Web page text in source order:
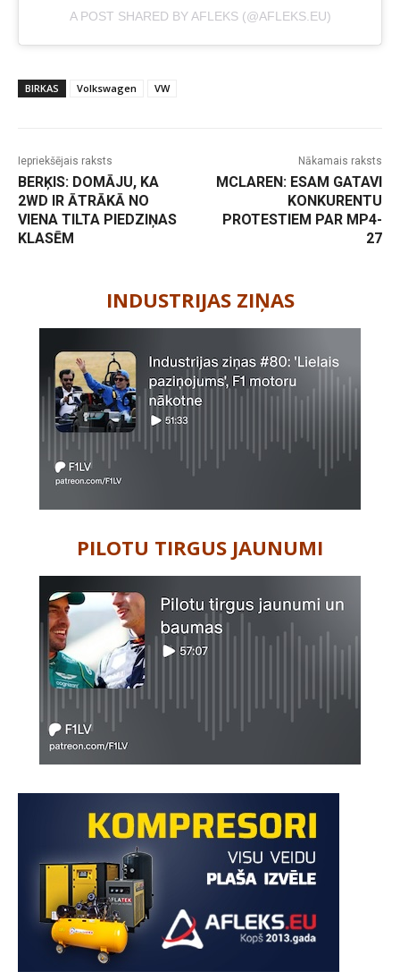
A POST SHARED BY AFLEKS (@AFLEKS.EU)
BIRKAS Volkswagen VW
Iepriekšējais raksts
BERĶIS: DOMĀJU, KA
2WD IR ĀTRĀKĀ NO
VIENA TILTA PIEDZIŅAS
KLASĒM
Nākamais raksts
MCLAREN: ESAM GATAVI
KONKURENTU
PROTESTIEM PAR MP4-
27
INDUSTRIJAS ZIŅAS
PILOTU TIRGUS JAUNUMI